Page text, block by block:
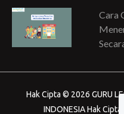
Cara
Hak Cipta © 2026 GURU
INDONESIA Hak